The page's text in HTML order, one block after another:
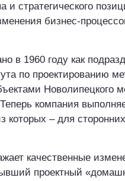
и стратегического
бизнес-
в 1960 году как
по проектированию
Новолипецкого
компания
которых – для
качественные
проектный